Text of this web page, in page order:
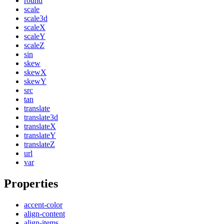
scale
scale3d
scaleX
scaleY
scaleZ
sin
skew
skewX
skewY
src
tan
translate
translate3d
translateX
translateY
translateZ
url
var
Properties
accent-color
align-content